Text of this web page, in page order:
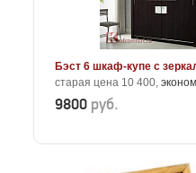
Бэст 6 шкаф-купе с
старая цена 10 400,
9800 руб.